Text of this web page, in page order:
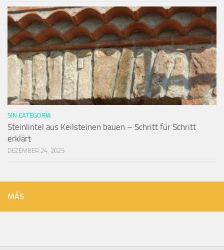
SIN CATEGORÍA
Steinlintel aus Keilsteinen bauen – Schritt für Schritt
erklärt
DEZEMBER 24, 2025
MÁS